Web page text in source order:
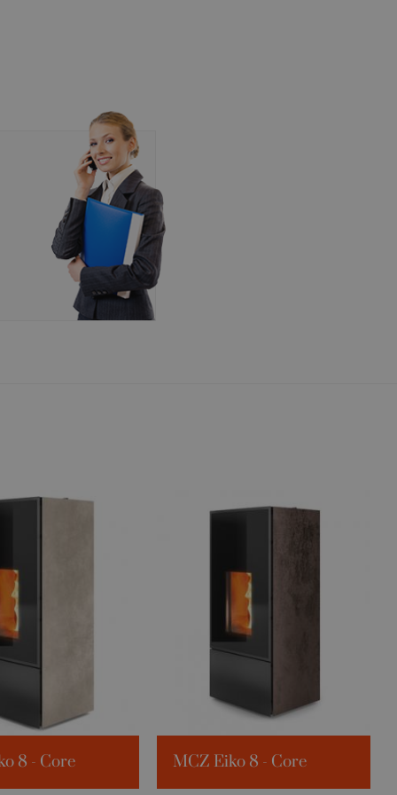
8 - Core MCZ Eiko 8 - Core